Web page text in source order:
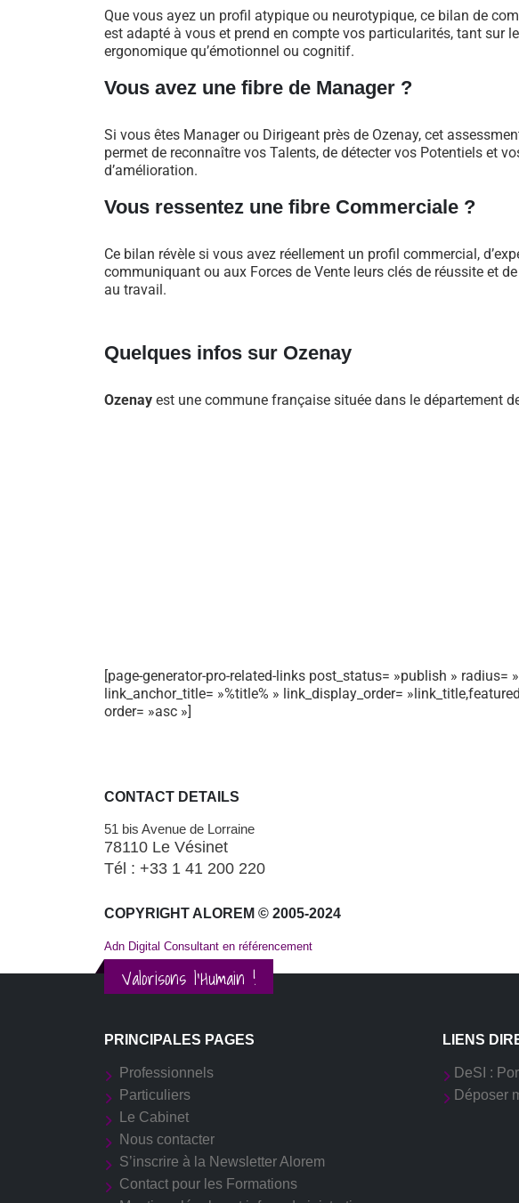
Que vous ayez un profil atypique ou neurotypique, ce bilan de
est adapté à vous et prend en compte vos particularités, tant sur
ergonomique qu’émotionnel ou cognitif.
Vous avez une fibre de Manager ?
Si vous êtes Manager ou Dirigeant près de Ozenay, cet
permet de reconnaître vos Talents, de détecter vos Potentiels et
d’amélioration.
Vous ressentez une fibre Commerciale ?
Ce bilan révèle si vous avez réellement un profil commercial,
communiquant ou aux Forces de Vente leurs clés de réussite et
au travail.
Quelques infos sur Ozenay
Ozenay est une commune française située dans le département
[page-generator-pro-related-links post_status= »publish » radius=
link_anchor_title= »%title% » link_display_order=
order= »asc »]
CONTACT DETAILS
51 bis Avenue de Lorraine
78110 Le Vésinet
Tél : +33 1 41 200 220
COPYRIGHT ALOREM © 2005-2024
Adn Digital Consultant en référencement
Valorisons l'Humain !
PRINCIPALES PAGES
Professionnels
Particuliers
Le Cabinet
Nous contacter
S’inscrire à la Newsletter Alorem
Contact pour les Formations
LIENS
DeSI :
Déposer